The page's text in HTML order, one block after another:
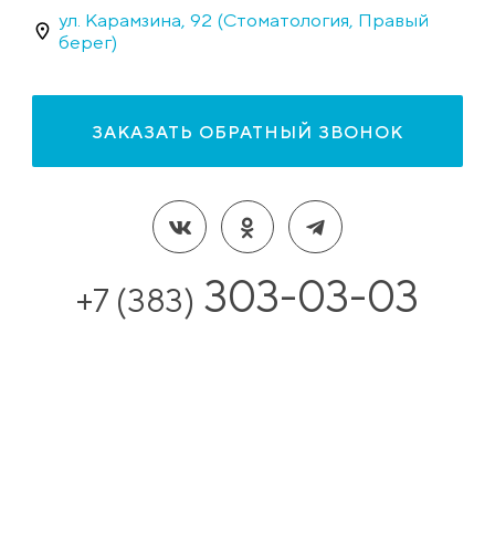
ул. Карамзина, 92 (Стоматология, Правый
берег)
ЗАКАЗАТЬ ОБРАТНЫЙ ЗВОНОК
+7 (383) 303-03-03